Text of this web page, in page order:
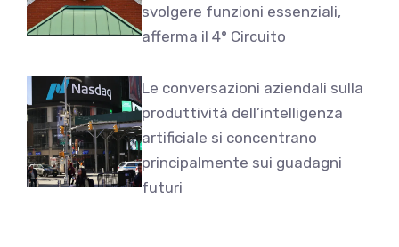
svolgere funzioni essenziali,
afferma il 4° Circuito
Le conversazioni aziendali sulla
produttività dell’intelligenza
artificiale si concentrano
principalmente sui guadagni
futuri